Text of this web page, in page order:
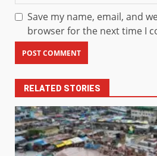
Save my name, email, and
browser for the next time I
RELATED STORIES